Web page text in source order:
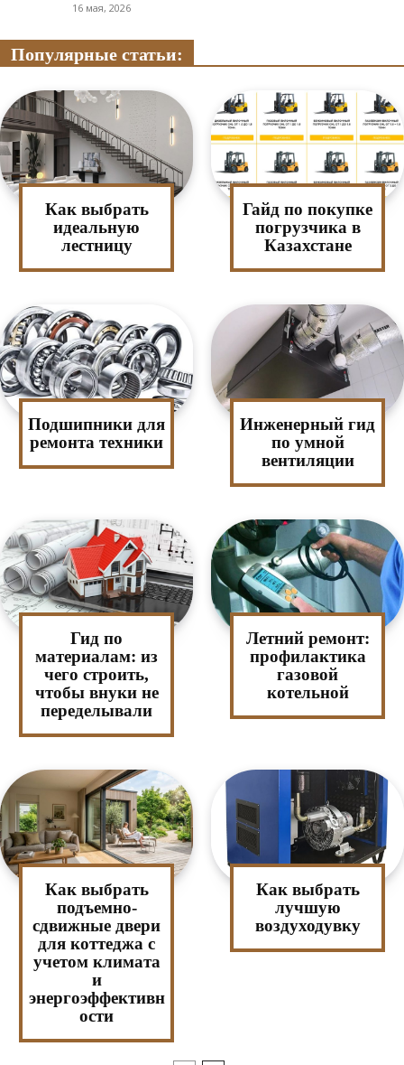
16 мая, 2026
Популярные статьи:
Как выбрать
идеальную
лестницу
Гайд по покупке
погрузчика в
Казахстане
Подшипники для
ремонта техники
Инженерный гид
по умной
вентиляции
Гид по
материалам: из
чего строить,
чтобы внуки не
переделывали
Летний ремонт:
профилактика
газовой
котельной
Как выбрать
подъемно-
сдвижные двери
для коттеджа с
учетом климата
и
энергоэффективн
ости
Как выбрать
лучшую
воздуходувку